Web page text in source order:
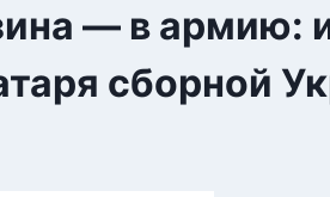
— в армию:
сборной